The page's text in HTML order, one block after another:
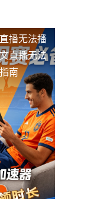
播无法播
直播无法
南